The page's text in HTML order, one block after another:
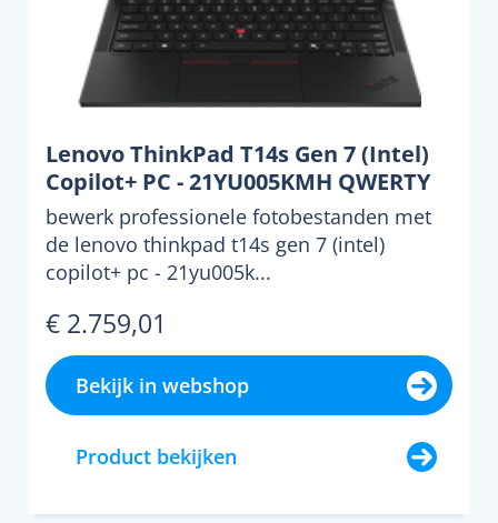
Lenovo ThinkPad T14s Gen 7 (Intel)
Copilot+ PC - 21YU005KMH QWERTY
bewerk professionele fotobestanden met
de lenovo thinkpad t14s gen 7 (intel)
copilot+ pc - 21yu005k...
€ 2.759,01
Bekijk in webshop
Product bekijken